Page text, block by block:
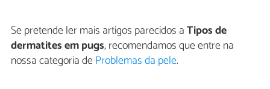
Se pretende ler mais artigos parecidos aTipos de
dermatites em pugs, recomendamos que entre na
nossa categoria deProblemas da pele.